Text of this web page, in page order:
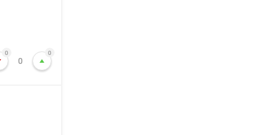
0
0
0